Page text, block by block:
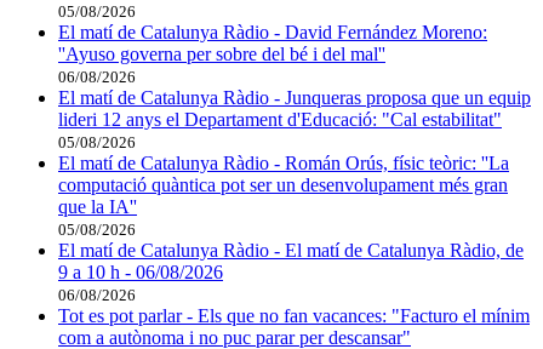
05/08/2026
El matí de Catalunya Ràdio - David Fernández Moreno:
''Ayuso governa per sobre del bé i del mal''
06/08/2026
El matí de Catalunya Ràdio - Junqueras proposa que un equip
lideri 12 anys el Departament d'Educació: "Cal estabilitat"
05/08/2026
El matí de Catalunya Ràdio - Román Orús, físic teòric: ''La
computació quàntica pot ser un desenvolupament més gran
que la IA''
05/08/2026
El matí de Catalunya Ràdio - El matí de Catalunya Ràdio, de
9 a 10 h - 06/08/2026
06/08/2026
Tot es pot parlar - Els que no fan vacances: "Facturo el mínim
com a autònoma i no puc parar per descansar"